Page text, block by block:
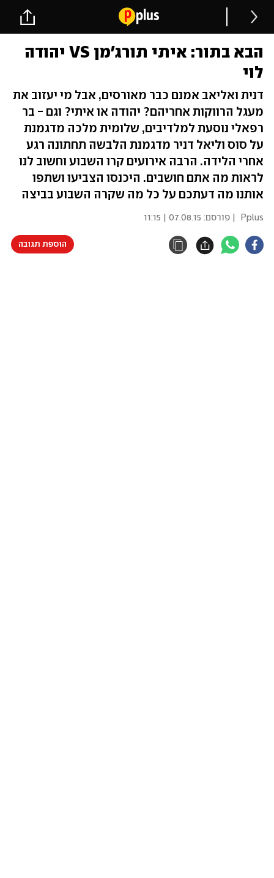
הבא בתור: איתי תורג'מן VS יהודה
לוי
דנית ואליאב אמנם כבר מאורסים, אבל מי יעזוב את
מעגל הרווקות אחריהם? יהודה או איתי? וגם - בר
רפאלי נוסעת למלדיבים, שלומית מלכה מדגמנת
על סוס וליאל דניר מדגמנת הלבשה תחתונה רגע
אחרי הלידה. הרבה אירועים קרו השבוע וחשוב לנו
לראות מה אתם חושבים. היכנסו הצביעו ושתפו
אותנו מה דעתכם על כל מה שקרה השבוע בביצה
Pplus | פורסם: 07.08.15 | 11:15
הוספת תגובה